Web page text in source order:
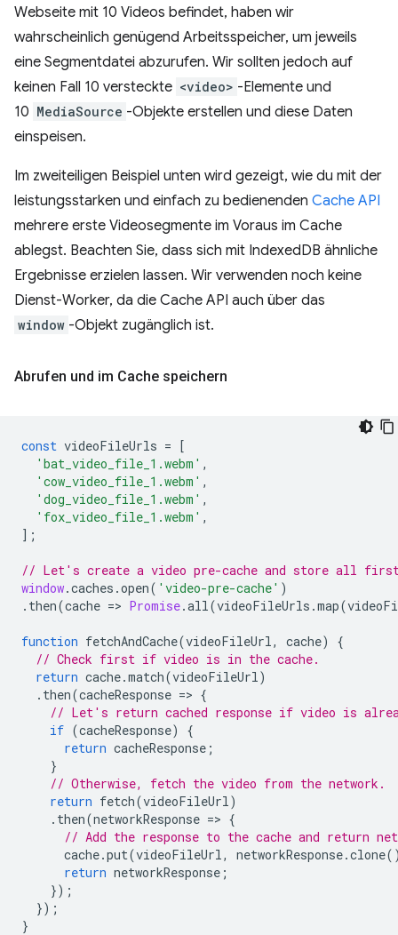
Webseite mit 10 Videos befindet, haben wir
wahrscheinlich genügend Arbeitsspeicher, um jeweils
eine Segmentdatei abzurufen. Wir sollten jedoch auf
keinen Fall 10 versteckte <video> -Elemente und
10 MediaSource -Objekte erstellen und diese Daten
einspeisen.
Im zweiteiligen Beispiel unten wird gezeigt, wie du mit der
leistungsstarken und einfach zu bedienenden Cache API
mehrere erste Videosegmente im Voraus im Cache
ablegst. Beachten Sie, dass sich mit IndexedDB ähnliche
Ergebnisse erzielen lassen. Wir verwenden noch keine
Dienst-Worker, da die Cache API auch über das
window -Objekt zugänglich ist.
Abrufen und im Cache speichern
const videoFileUrls = [
'bat_video_file_1.webm' ,
'cow_video_file_1.webm' ,
'dog_video_file_1.webm' ,
'fox_video_file_1.webm' ,
];
// Let's create a video pre-cache and store all first
window.caches .open( 'video-pre-cache' )
. then(cache => Promise.all(videoFileUrls .map(
function fetchAndCache(videoFileUrl, cache)
{
// Check first if video is in the cache.
return cache.match(videoFileUrl)
. then(cacheResponse => {
// Let's return cached response if video is
if (cacheResponse)
{
return cacheResponse ;
}
// Otherwise, fetch the video from the network.
return fetch(videoFileUrl)
. then(networkResponse => {
// Add the response to the cache and return
cache.put(videoFileUrl, networkResponse.clone
return networkResponse ;
});
});
}